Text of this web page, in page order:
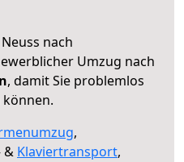
nach
Umzug nach
, damit Sie problemlos
,
& Klaviertransport,